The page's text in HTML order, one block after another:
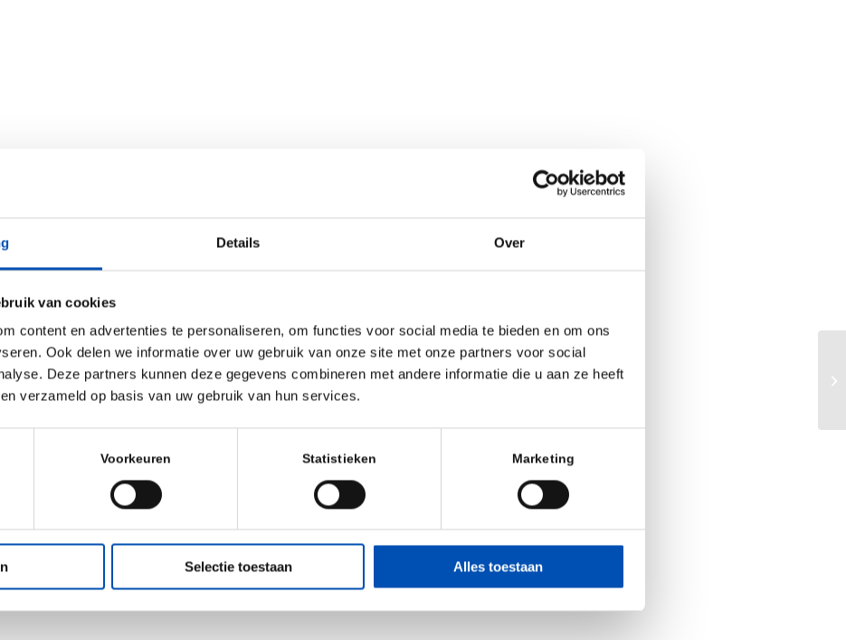
Details Over
van cookies
content en advertenties te personaliseren, om functies voor social media te bieden en om ons
Ook delen we informatie over uw gebruik van onze site met onze partners voor social
Deze partners kunnen deze gegevens combineren met andere informatie die u aan ze heeft
verzameld op basis van uw gebruik van hun services.
Voorkeuren Statistieken Marketing
Selectie toestaan Alles toestaan